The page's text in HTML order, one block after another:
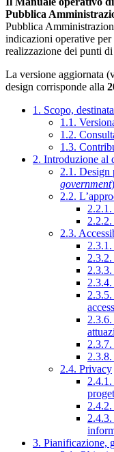
Pubblica
Pubblica
indicazioni operative per
realizzazione dei punti
La versione aggiornata
design corrisponde alla
1. Scopo,
1.1.
1.2.
1.3.
2. Introduzione al
2.1. Design
government)
2.2.
2.3.
2.4. Privacy
3. Pianificazione,